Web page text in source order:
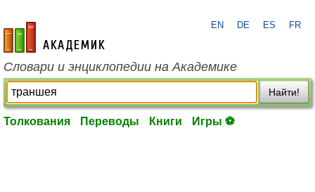
academic.ru
EN DE ES FR
Словари и энциклопедии на Академике
Найти!
Толкования Переводы Книги Игры ⚽